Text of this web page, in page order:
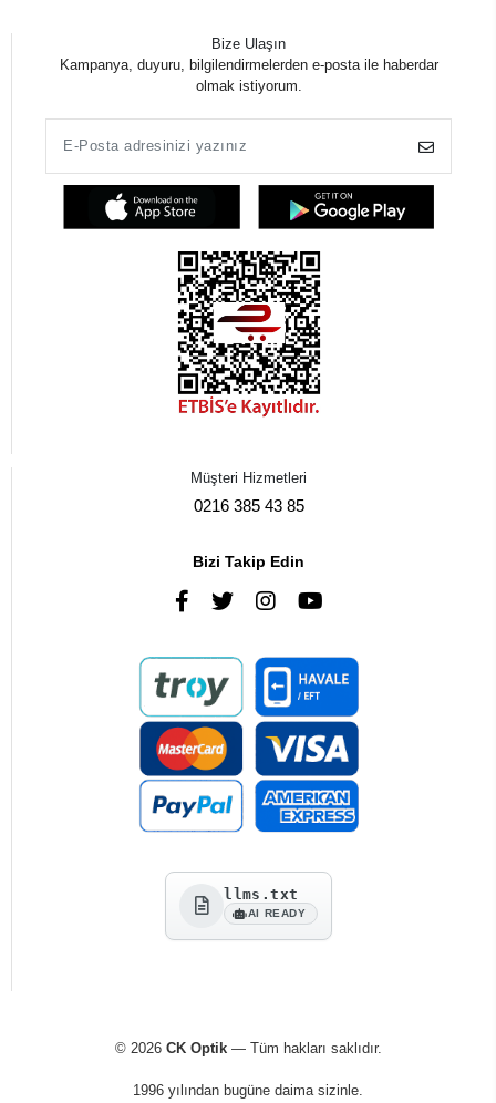
Bize Ulaşın
Kampanya, duyuru, bilgilendirmelerden e-posta ile haberdar
olmak istiyorum.
Müşteri Hizmetleri
0216 385 43 85
Bizi Takip Edin
llms.txt
AI READY
© 2026 CK Optik— Tüm hakları saklıdır.
1996 yılından bugüne daima sizinle.